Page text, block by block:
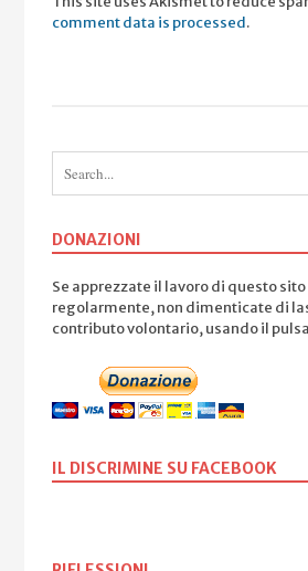
comment data is processed.
DONAZIONI
Se apprezzate il lavoro di questo
regolarmente, non dimenticate di
contributo volontario, usando il
IL DISCRIMINE SU FACEBOOK